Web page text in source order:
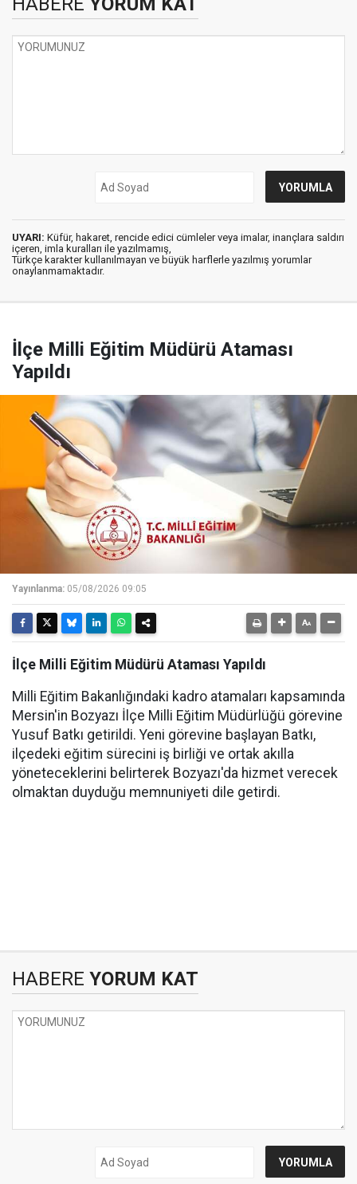
UYARI: Küfür, hakaret, rencide edici cümleler veya imalar, inançlara saldırı
içeren, imla kuralları ile yazılmamış,
Türkçe karakter kullanılmayan ve büyük harflerle yazılmış yorumlar
onaylanmamaktadır.
İlçe Milli Eğitim Müdürü Ataması
Yapıldı
Yayınlanma: 05/08/2026 09:05
İlçe Milli Eğitim Müdürü Ataması Yapıldı
Milli Eğitim Bakanlığındaki kadro atamaları kapsamında
Mersin'in Bozyazı İlçe Milli Eğitim Müdürlüğü görevine
Yusuf Batkı getirildi. Yeni görevine başlayan Batkı,
ilçedeki eğitim sürecini iş birliği ve ortak akılla
yöneteceklerini belirterek Bozyazı'da hizmet verecek
olmaktan duyduğu memnuniyeti dile getirdi.
HABERE YORUM KAT